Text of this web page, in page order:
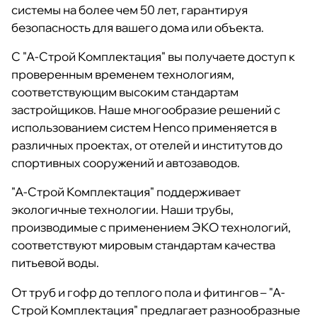
системы на более чем 50 лет, гарантируя
безопасность для вашего дома или объекта.
С "А-Строй Комплектация" вы получаете доступ к
проверенным временем технологиям,
соответствующим высоким стандартам
застройщиков. Наше многообразие решений с
использованием систем Henco применяется в
различных проектах, от отелей и институтов до
спортивных сооружений и автозаводов.
"А-Строй Комплектация" поддерживает
экологичные технологии. Наши трубы,
производимые с применением ЭКО технологий,
соответствуют мировым стандартам качества
питьевой воды.
От труб и гофр до теплого пола и фитингов – "А-
Строй Комплектация" предлагает разнообразные